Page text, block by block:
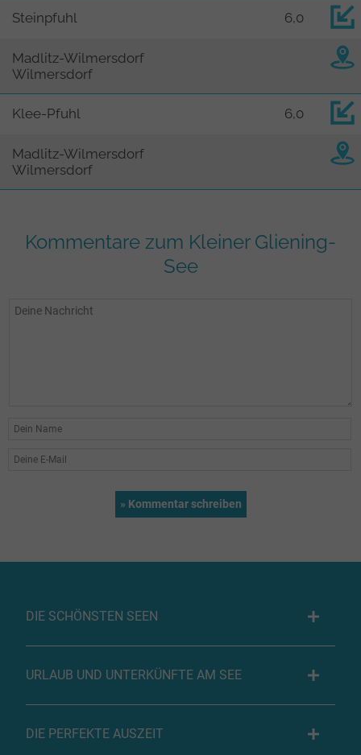
Steinpfuhl 6,0
Madlitz-Wilmersdorf
Wilmersdorf
Klee-Pfuhl 6,0
Madlitz-Wilmersdorf
Wilmersdorf
Kommentare zum Kleiner Gliening-
See
DIE SCHÖNSTEN SEEN
URLAUB UND UNTERKÜNFTE AM SEE
DIE PERFEKTE AUSZEIT